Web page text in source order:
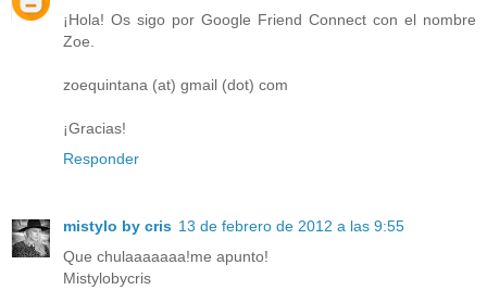
¡Hola! Os sigo por Google Friend Connect con el nombre
Zoe.
zoequintana (at) gmail (dot) com
¡Gracias!
Responder
mistylo by cris 13 de febrero de 2012 a las 9:55
Que chulaaaaaaa!me apunto!
Mistylobycris